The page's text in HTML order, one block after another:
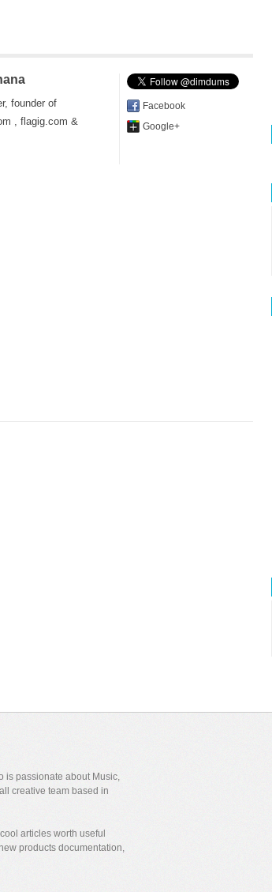
founder of
, flagig.com &
Facebook
Google+
is passionate about Music,
creative team based in
articles worth useful
products documentation,